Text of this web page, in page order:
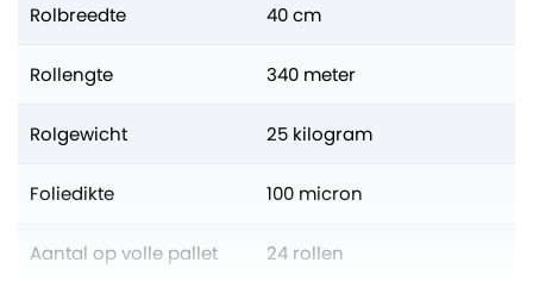
Rolbreedte 40 cm
Rollengte 340 meter
Rolgewicht 25 kilogram
Foliedikte 100 micron
Aantal op volle pallet 24 rollen